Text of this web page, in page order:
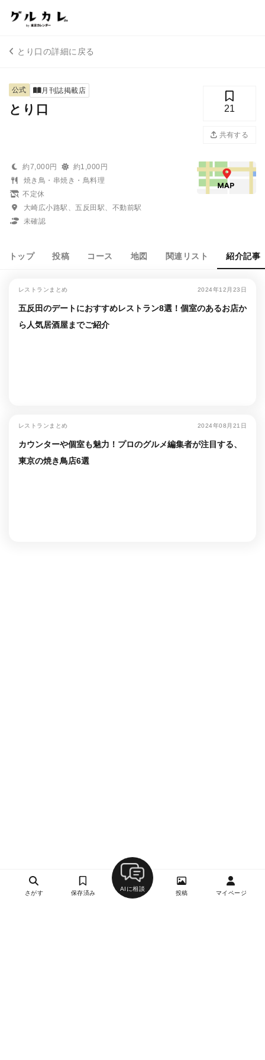
とり口の詳細に戻る
公式 月刊誌掲載店
とり口 21
共有する
約7,000円
約1,000円
焼き鳥・串焼き・鳥料理
不定休
大崎広小路駅、五反田駅、不動前駅
未確認
トップ 投稿 コース 地図 関連リスト 紹介記事
レストランまとめ 2024年12月23日
五反田のデートにおすすめレストラン8選！個室のあるお店か
ら人気居酒屋までご紹介
レストランまとめ 2024年08月21日
カウンターや個室も魅力！プロのグルメ編集者が注目する、
東京の焼き鳥店6選
さがす 保存済み
AIに相談
投稿 マイページ